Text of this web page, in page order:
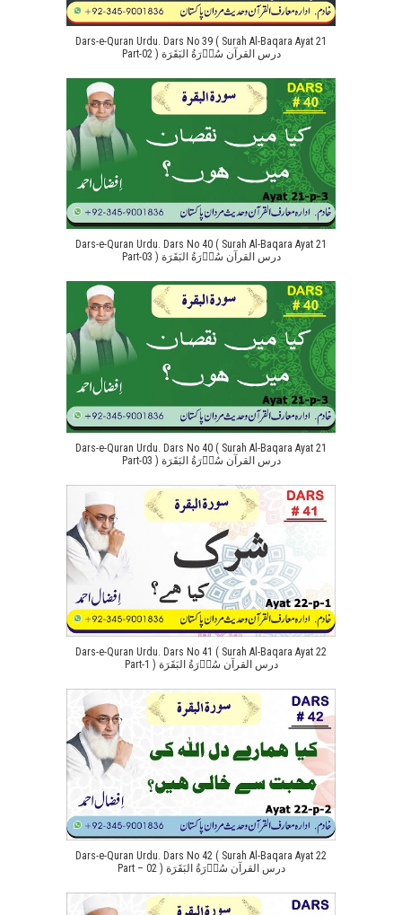
Dars-e-Quran Urdu. Dars No 39 ( Surah Al-Baqara Ayat 21
Part-02 ) درس القرآن سُوۡرَةُ البَقَرَة
Dars-e-Quran Urdu. Dars No 40 ( Surah Al-Baqara Ayat 21
Part-03 ) درس القرآن سُوۡرَةُ البَقَرَة
Dars-e-Quran Urdu. Dars No 40 ( Surah Al-Baqara Ayat 21
Part-03 ) درس القرآن سُوۡرَةُ البَقَرَة
Dars-e-Quran Urdu. Dars No 41 ( Surah Al-Baqara Ayat 22
Part-1 ) درس القرآن سُوۡرَةُ البَقَرَة
Dars-e-Quran Urdu. Dars No 42 ( Surah Al-Baqara Ayat 22
Part – 02 ) درس القرآن سُوۡرَةُ البَقَرَة